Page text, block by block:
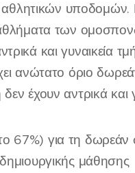
υποδομών.
των
και γυναικεία
ανώτατο όριο
έχουν αντρικά και
67%) για τη δωρεάν
μάθησης